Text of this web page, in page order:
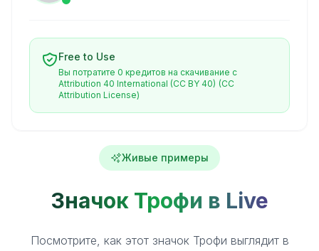
Free to Use
Вы потратите 0 кредитов на скачивание с
Attribution 40 International (CC BY 40) (CC
Attribution License)
Живые примеры
Значок Трофи в Live
Посмотрите, как этот значок Трофи выглядит в